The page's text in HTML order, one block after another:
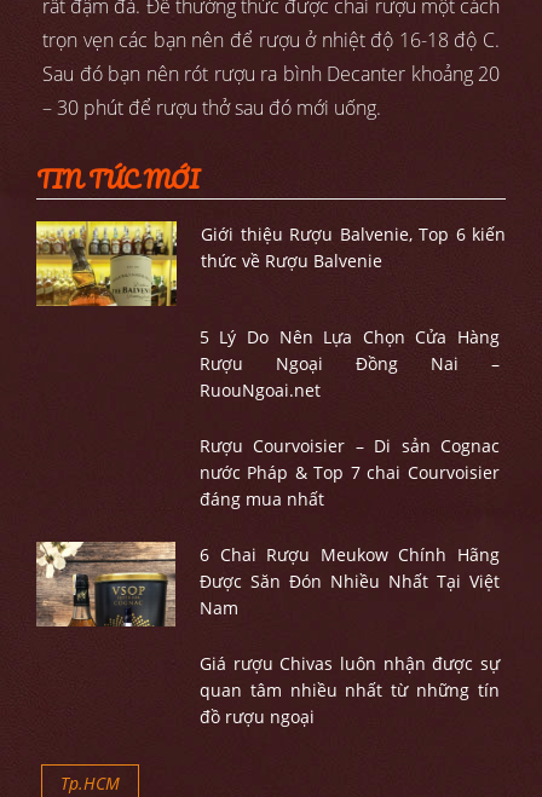
rất đậm đà. Để thưởng thức được chai rượu một cách
trọn vẹn các bạn nên để rượu ở nhiệt độ 16-18 độ C.
Sau đó bạn nên rót rượu ra bình Decanter khoảng 20
– 30 phút để rượu thở sau đó mới uống.
TIN TỨC MỚI
Giới thiệu Rượu Balvenie, Top 6 kiến
thức về Rượu Balvenie
5 Lý Do Nên Lựa Chọn Cửa Hàng
Rượu Ngoại Đồng Nai –
RuouNgoai.net
Rượu Courvoisier – Di sản Cognac
nước Pháp & Top 7 chai Courvoisier
đáng mua nhất
6 Chai Rượu Meukow Chính Hãng
Được Săn Đón Nhiều Nhất Tại Việt
Nam
Giá rượu Chivas luôn nhận được sự
quan tâm nhiều nhất từ những tín
đồ rượu ngoại
Tp.HCM